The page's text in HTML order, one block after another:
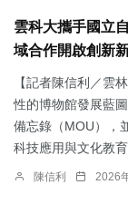
雲科大攜手國立
域合作開啟創新
【記者陳信利／雲
性的博物館發展藍
備忘錄（MOU），
科技應用與文化教育
陳信利 2026